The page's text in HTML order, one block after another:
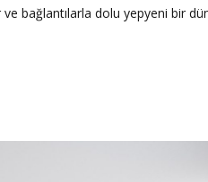
360 Kurulumu
bağlantılarla dolu yepyeni bir